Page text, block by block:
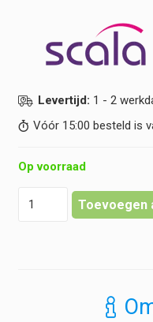
Levertijd: 1 - 2
Vóór 15:00 besteld is
Op voorraad
Toevoegen